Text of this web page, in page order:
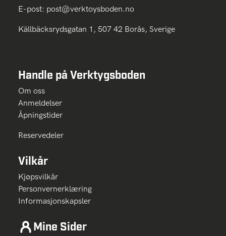
E-post: post@verktoysboden.no
Källbäcksrydsgatan 1, 507 42 Borås, Sverige
Handle på Verktygsboden
Om oss
Anmeldelser
Åpningstider
Reservedeler
Vilkår
Kjøpsvilkår
Personvernerklæring
Informasjonskapsler
Mine Sider